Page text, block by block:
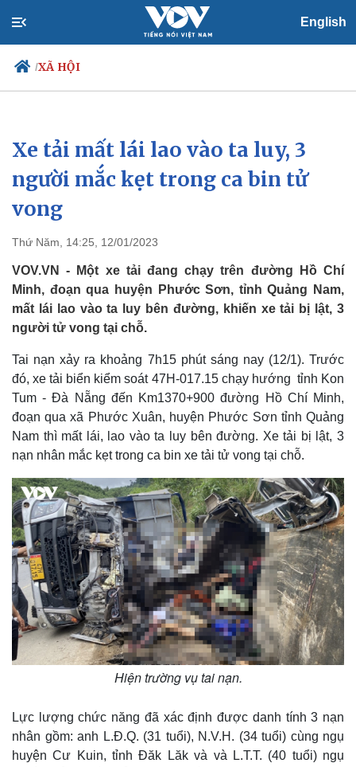
English
/XÃ HỘI
Chính trị
Tổ chức nhân sự
Quốc hội
Nhận diện sự thật
Xã hội
Dự báo thời tiết
Xe tải mất lái lao vào ta luy, 3
người mắc kẹt trong ca bin tử
vong
Thứ Năm, 14:25, 12/01/2023
VOV.VN - Một xe tải đang chạy trên đường Hồ Chí
Minh, đoạn qua huyện Phước Sơn, tỉnh Quảng Nam,
mất lái lao vào ta luy bên đường, khiến xe tải bị lật, 3
người tử vong tại chỗ.
Tai nạn xảy ra khoảng 7h15 phút sáng nay (12/1). Trước
đó, xe tải biển kiểm soát 47H-017.15 chạy hướng tỉnh Kon
Tum - Đà Nẵng đến Km1370+900 đường Hồ Chí Minh,
đoạn qua xã Phước Xuân, huyện Phước Sơn tỉnh Quảng
Nam thì mất lái, lao vào ta luy bên đường. Xe tải bị lật, 3
nạn nhân mắc kẹt trong ca bin xe tải tử vong tại chỗ.
Hiện trường vụ tai nạn.
Lực lượng chức năng đã xác định được danh tính 3 nạn
nhân gồm: anh L.Đ.Q. (31 tuổi), N.V.H. (34 tuổi) cùng ngụ
huyện Cư Kuin, tỉnh Đăk Lăk và và L.T.T. (40 tuổi) ngụ